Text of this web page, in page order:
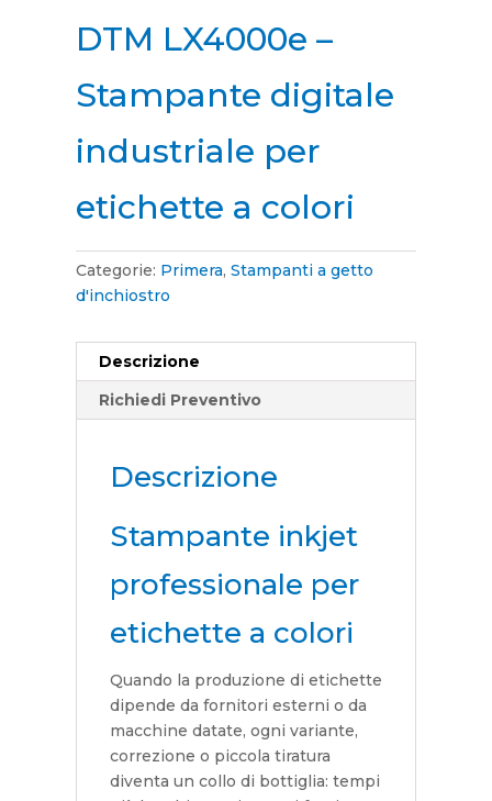
DTM LX4000e –
Stampante digitale
industriale per
etichette a colori
Categorie: Primera, Stampanti a getto
d'inchiostro
Descrizione
Richiedi Preventivo
Descrizione
Stampante inkjet
professionale per
etichette a colori
Quando la produzione di etichette
dipende da fornitori esterni o da
macchine datate, ogni variante,
correzione o piccola tiratura
diventa un collo di bottiglia: tempi